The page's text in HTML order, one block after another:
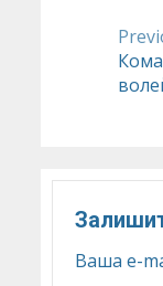
Ваша e-